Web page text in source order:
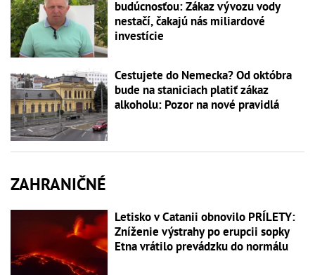
budúcnosťou: Zákaz vývozu vody
nestačí, čakajú nás miliardové
investície
Cestujete do Nemecka? Od októbra
bude na staniciach platiť zákaz
alkoholu: Pozor na nové pravidlá
ZAHRANIČNÉ
Letisko v Catanii obnovilo PRÍLETY:
Zníženie výstrahy po erupcii sopky
Etna vrátilo prevádzku do normálu